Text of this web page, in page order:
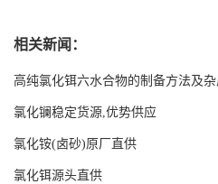
相关新闻：
高纯氯化铒六水合物的制备方法及
氯化镧稳定货源,优势供应
氯化铵(卤砂)原厂直供
氯化铒源头直供